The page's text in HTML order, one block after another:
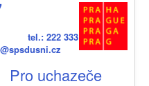
tel.: 222 333
Pro uchazeče